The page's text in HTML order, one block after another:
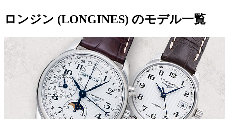
ロンジン (LONGINES) のモデル一覧